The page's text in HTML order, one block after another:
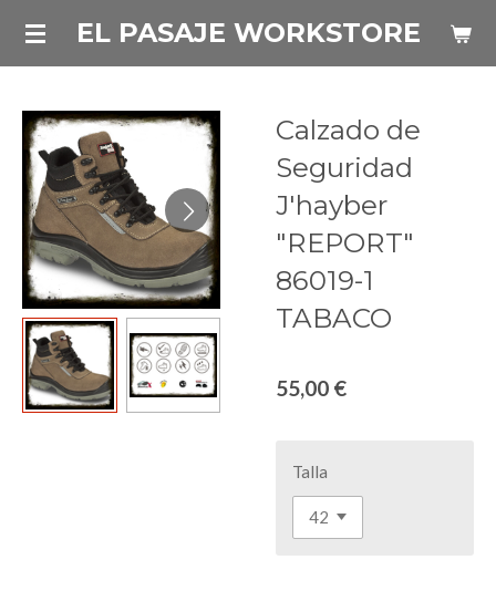
principal
EL PASAJE WORKSTORE
Calzado de
Seguridad
J'hayber
"REPORT"
86019-1
TABACO
55,00 €
Talla